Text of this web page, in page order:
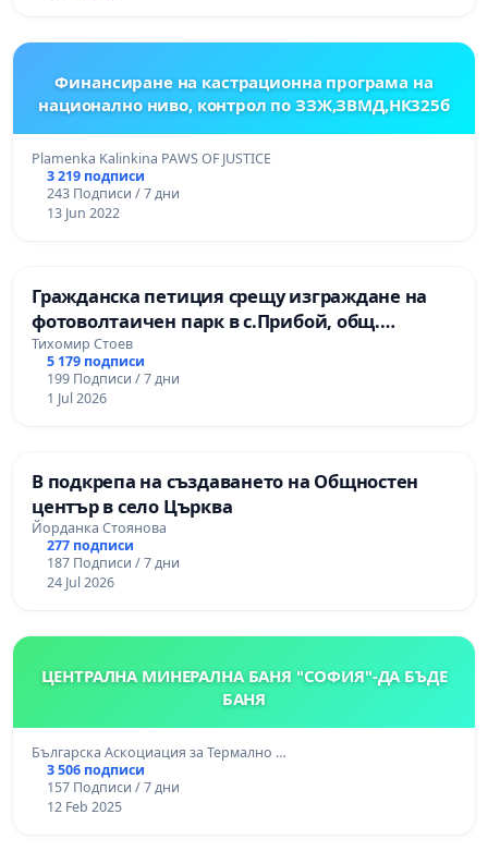
Финансиране на кастрационна програма на
национално ниво, контрол по ЗЗЖ,ЗВМД,НК325б
Plamenka Kalinkina PAWS OF JUSTICE
3 219 подписи
243 Подписи / 7 дни
13 Jun 2022
Гражданска петиция срещу изграждане на
фотоволтаичен парк в с.Прибой, общ.
Радомир
Тихомир Стоев
5 179 подписи
199 Подписи / 7 дни
1 Jul 2026
В подкрепа на създаването на Общностен
център в село Църква
Йорданка Стоянова
277 подписи
187 Подписи / 7 дни
24 Jul 2026
ЦЕНТРАЛНА МИНЕРАЛНА БАНЯ "СОФИЯ"-ДА БЪДЕ
БАНЯ
Българска Аскоциация за Термално …
3 506 подписи
157 Подписи / 7 дни
12 Feb 2025